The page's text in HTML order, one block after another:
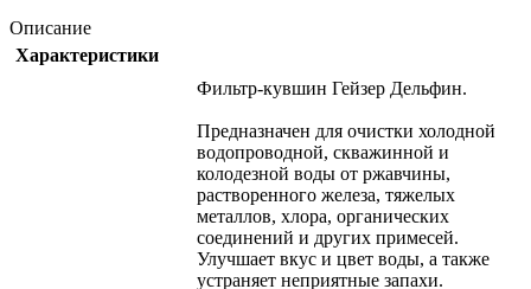
Описание
Характеристики
Фильтр-кувшин Гейзер Дельфин.
Предназначен для очистки холодной
водопроводной, скважинной и
колодезной воды от ржавчины,
растворенного железа, тяжелых
металлов, хлора, органических
соединений и других примесей.
Улучшает вкус и цвет воды, а также
устраняет неприятные запахи.